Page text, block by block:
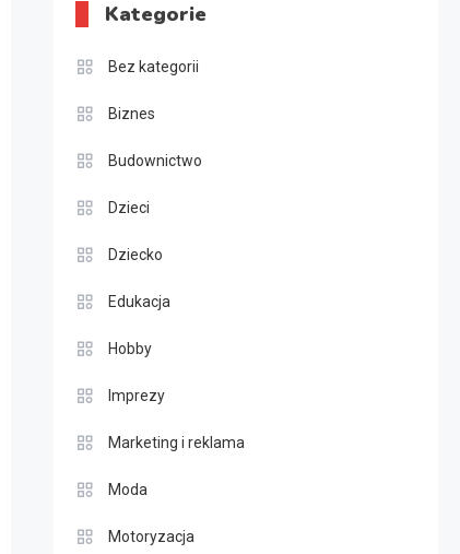
Kategorie
Bez kategorii
Biznes
Budownictwo
Dzieci
Dziecko
Edukacja
Hobby
Imprezy
Marketing i reklama
Moda
Motoryzacja